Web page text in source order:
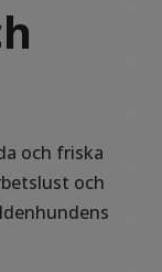
och friska
och